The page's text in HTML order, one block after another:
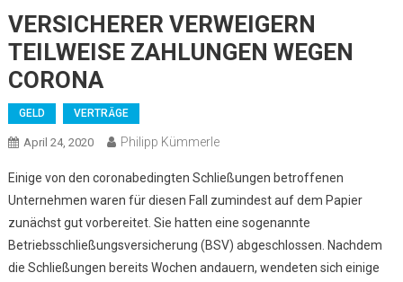
VERSICHERER VERWEIGERN
TEILWEISE ZAHLUNGEN WEGEN
CORONA
GELD VERTRÄGE
April 24, 2020 Philipp Kümmerle
Einige von den coronabedingten Schließungen betroffenen
Unternehmen waren für diesen Fall zumindest auf dem Papier
zunächst gut vorbereitet. Sie hatten eine sogenannte
Betriebsschließungsversicherung (BSV) abgeschlossen. Nachdem
die Schließungen bereits Wochen andauern, wendeten sich einige